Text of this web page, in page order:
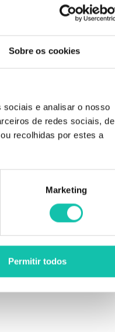
Sobre os cookies
sociais e analisar o nosso
de redes sociais, de
recolhidas por estes a
Marketing
Permitir todos